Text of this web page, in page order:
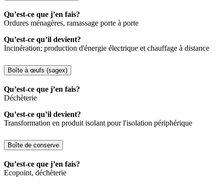
Qu’est-ce que j’en fais?
Ordures ménagères, ramassage porte à porte
Qu’est-ce qu’il devient?
Incinération; production d'énergie électrique et chauffage à distance
Boîte à œufs (sagex)
Qu’est-ce que j’en fais?
Déchèterie
Qu’est-ce qu’il devient?
Transformation en produit isolant pour l'isolation périphérique
Boîte de conserve
Qu’est-ce que j’en fais?
Ecopoint, déchèterie